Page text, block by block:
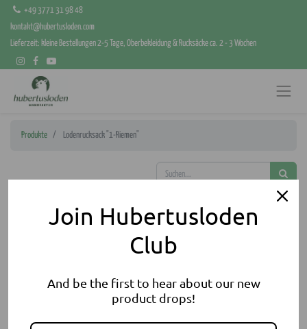
+49 3771 31 98 48
kontakt@hubertusloden.com
Lieferzeit: kleine Bestellungen 2-5 Tage, Oberbekleidung & Rucksäcke ca. 2 - 3 Wochen
Produkte Lodenrucksack "1-Riemen"
Join Hubertusloden
Club
And be the first to hear about our new
product drops!